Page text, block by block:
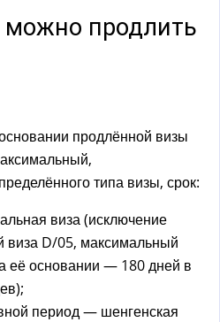
н
ы
л
к
а
)
можно продлить
продлённой визы
типа визы, срок:
виза (исключение
виза D/05, максимальный
её основании — 180 дней в
период — шенгенская